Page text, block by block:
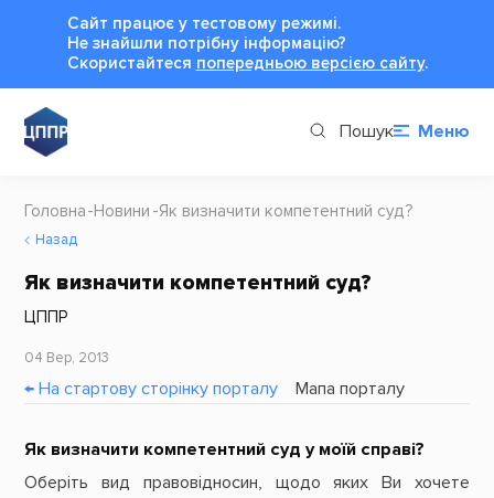
Сайт працює у тестовому режимі.
Не знайшли потрібну інформацію?
Cкористайтеся попередньою версією сайту.
Пошук Меню
Головна Новини Як визначити компетентний суд?
Назад
Як визначити компетентний суд?
ЦППР
04 Вер, 2013
← На стартову сторінку порталу Мапа порталу
Як визначити компетентний суд у моїй справі?
Оберіть вид правовідносин, щодо яких Ви хочете